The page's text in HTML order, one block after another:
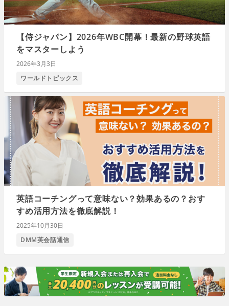
【侍ジャパン】2026年WBC開幕！最新の野球英語
をマスターしよう
2026年3月3日
ワールドトピックス
英語コーチングって意味ない？効果あるの？おす
すめ活用方法を徹底解説！
2025年10月30日
DMM英会話通信